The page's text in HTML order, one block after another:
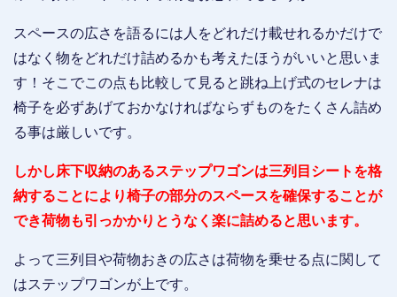
スペースの広さを語るには人をどれだけ載せれるかだけで
はなく物をどれだけ詰めるかも考えたほうがいいと思いま
す！そこでこの点も比較して見ると跳ね上げ式のセレナは
椅子を必ずあげておかなければならずものをたくさん詰め
る事は厳しいです。
しかし床下収納のあるステップワゴンは三列目シートを格
納することにより椅子の部分のスペースを確保することが
でき荷物も引っかかりとうなく楽に詰めると思います。
よって三列目や荷物おきの広さは荷物を乗せる点に関して
はステップワゴンが上です。